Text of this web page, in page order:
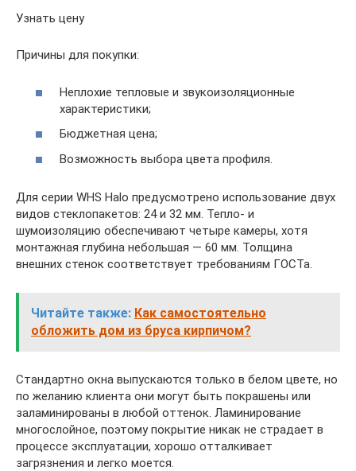
Узнать цену
Причины для покупки:
Неплохие тепловые и звукоизоляционные
характеристики;
Бюджетная цена;
Возможность выбора цвета профиля.
Для серии WHS Halo предусмотрено использование двух
видов стеклопакетов: 24 и 32 мм. Тепло- и
шумоизоляцию обеспечивают четыре камеры, хотя
монтажная глубина небольшая — 60 мм. Толщина
внешних стенок соответствует требованиям ГОСТа.
Читайте также: Как самостоятельно
обложить дом из бруса кирпичом?
Стандартно окна выпускаются только в белом цвете, но
по желанию клиента они могут быть покрашены или
заламинированы в любой оттенок. Ламинирование
многослойное, поэтому покрытие никак не страдает в
процессе эксплуатации, хорошо отталкивает
загрязнения и легко моется.